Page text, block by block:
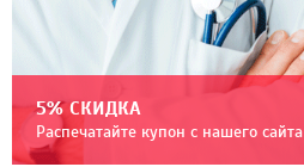
5% СКИДКА
Распечатайте купон с нашего сайта